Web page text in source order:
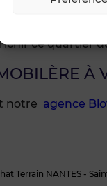
gage de
son
ce quartier
À
notre agence
Terrain NANTES -